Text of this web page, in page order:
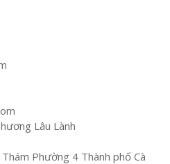
Lâu Lành
Phường 4 Thành phố Cà